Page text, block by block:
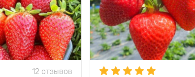
12 отзывов